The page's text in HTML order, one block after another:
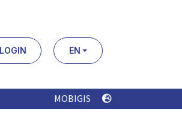
LOGIN EN
MOBIGIS